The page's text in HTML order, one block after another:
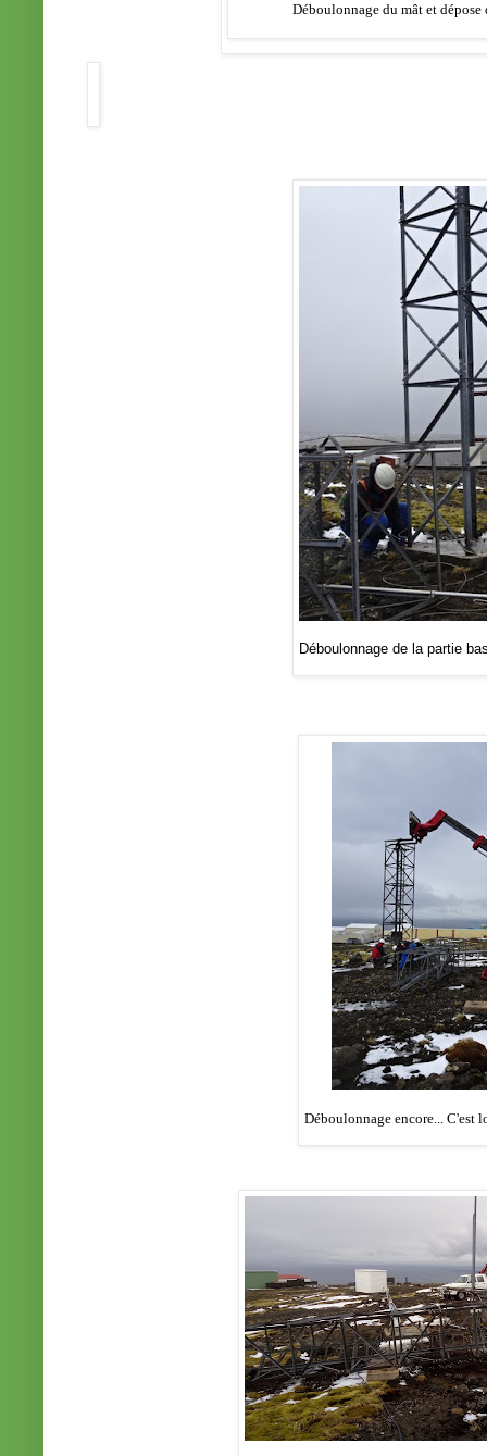
Déboulonnage du mât et dépose
Déboulonnage de la partie
Déboulonnage encore...